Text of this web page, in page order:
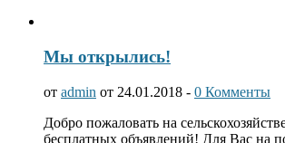
Мы открылись!
от admin от 24.01.2018 - 0 Комменты
Добро пожаловать на
бесплатных объявлений! Для Вас на